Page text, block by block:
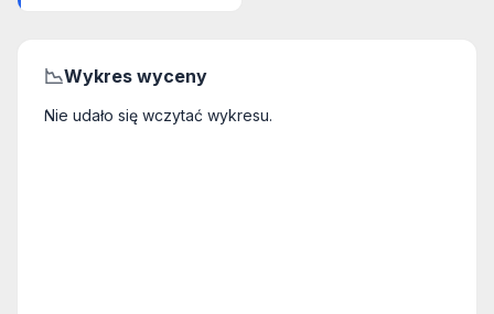
📉Wykres wyceny
Nie udało się wczytać wykresu.